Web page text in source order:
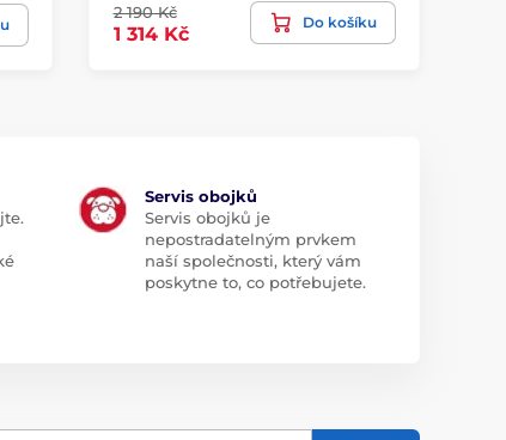
2 190 Kč
1 314 Kč
Do košíku
Servis obojků
Servis obojků je
nepostradatelným prvkem
naší společnosti, který vám
poskytne to, co potřebujete.